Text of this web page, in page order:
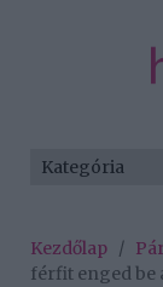
Kezdőlap /
férfit enged be